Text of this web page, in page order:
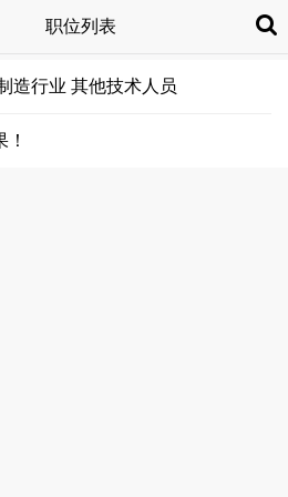
职位列表
造行业 其他技术人员